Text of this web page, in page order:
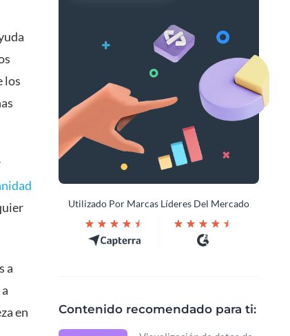
los
a
en
Utilizado Por Marcas Líderes Del Mercado
Contenido recomendado para ti: